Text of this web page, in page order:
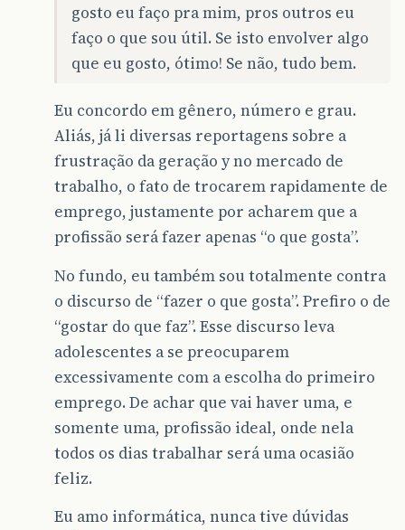
gosto eu faço pra mim, pros outros eu
faço o que sou útil. Se isto envolver algo
que eu gosto, ótimo! Se não, tudo bem.
Eu concordo em gênero, número e grau.
Aliás, já li diversas reportagens sobre a
frustração da geração y no mercado de
trabalho, o fato de trocarem rapidamente de
emprego, justamente por acharem que a
profissão será fazer apenas “o que gosta”.
No fundo, eu também sou totalmente contra
o discurso de “fazer o que gosta”. Prefiro o de
“gostar do que faz”. Esse discurso leva
adolescentes a se preocuparem
excessivamente com a escolha do primeiro
emprego. De achar que vai haver uma, e
somente uma, profissão ideal, onde nela
todos os dias trabalhar será uma ocasião
feliz.
Eu amo informática, nunca tive dúvidas